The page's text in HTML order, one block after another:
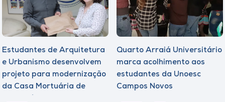
Estudantes de Arquitetura
e Urbanismo desenvolvem
projeto para modernização
da Casa Mortuária de
Quarto Arraiá Universitário
marca acolhimento aos
estudantes da Unoesc
Campos Novos